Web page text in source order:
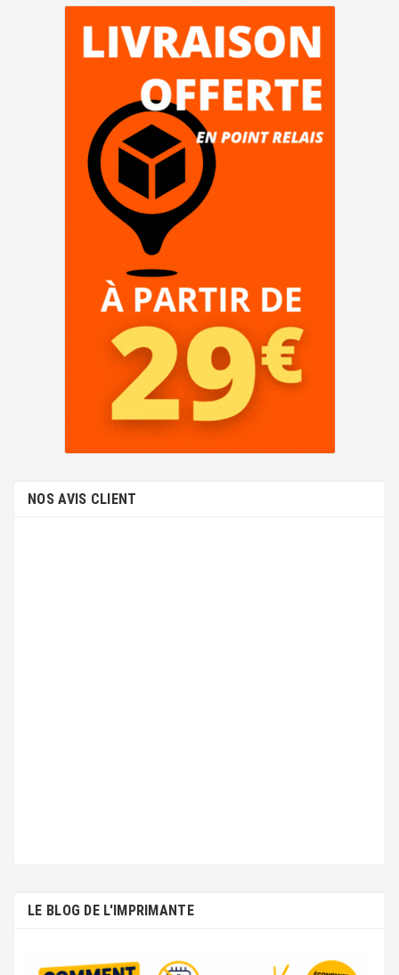
NOS AVIS CLIENT
LE BLOG DE L'IMPRIMANTE